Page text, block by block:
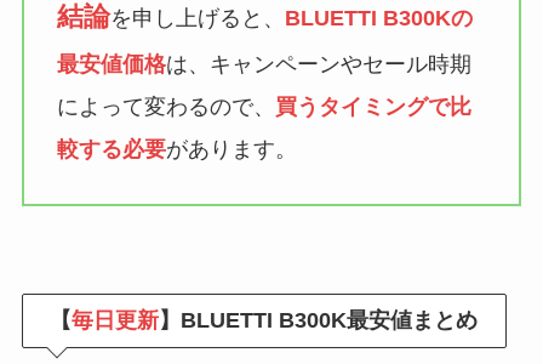
結論を申し上げると、 BLUETTI B300Kの
最安値価格は、キャンペーンやセール時期
によって変わるので、 買うタイミングで比
較する必要があります。
【毎日更新】BLUETTI B300K最安値まとめ